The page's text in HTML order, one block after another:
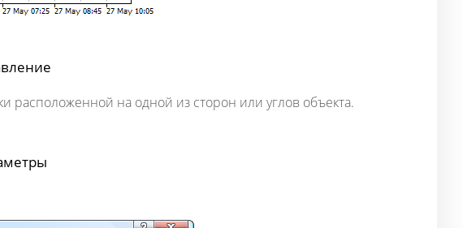
на одной из сторон или углов объекта.